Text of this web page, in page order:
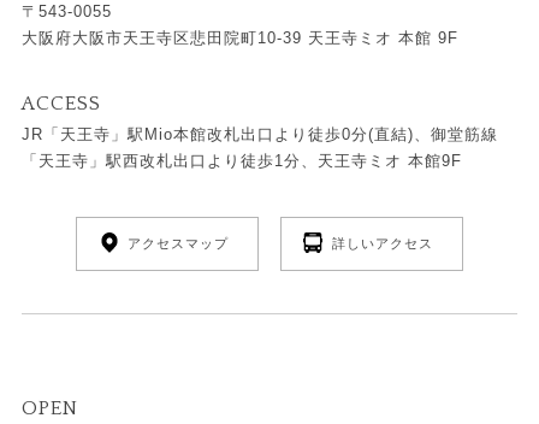
〒543-0055
大阪府大阪市天王寺区悲田院町10-39 天王寺ミオ 本館 9F
ACCESS
JR「天王寺」駅Mio本館改札出口より徒歩0分(直結)、御堂筋線
「天王寺」駅西改札出口より徒歩1分、天王寺ミオ 本館9F
アクセスマップ 詳しいアクセス
OPEN